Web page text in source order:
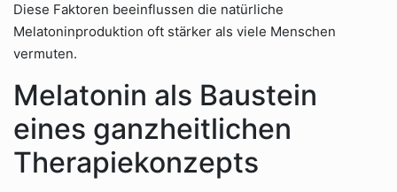
Diese Faktoren beeinflussen die natürliche
Melatoninproduktion oft stärker als viele Menschen
vermuten.
Melatonin als Baustein
eines ganzheitlichen
Therapiekonzepts